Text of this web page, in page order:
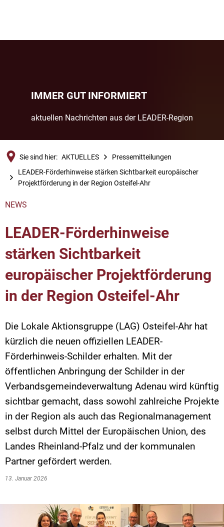
IMMER GUT INFORMIERT
aktuellen Nachrichten aus der LEADER-Region
Sie sind hier: AKTUELLES
Pressemitteilungen
LEADER-Förderhinweise stärken Sichtbarkeit europäischer
Projektförderung in der Region Osteifel-Ahr
NEWS
LEADER-Förderhinweise
stärken Sichtbarkeit
europäischer Projektförderung
in der Region Osteifel-Ahr
Die Lokale Aktionsgruppe (LAG) Osteifel-Ahr hat
kürzlich die neuen offiziellen LEADER-
Förderhinweis-Schilder erhalten. Mit der
öffentlichen Anbringung der Schilder in der
Verbandsgemeindeverwaltung Adenau wird künftig
sichtbar gemacht, dass sowohl zahlreiche Projekte
in der Region als auch das Regionalmanagement
selbst durch Mittel der Europäischen Union, des
Landes Rheinland-Pfalz und der kommunalen
Partner gefördert werden.
13. Januar 2026